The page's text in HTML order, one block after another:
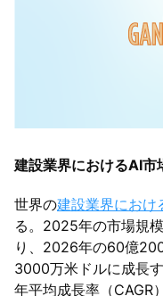
建設業界におけるAI市
世界の建設業界におけ
る。2025年の市場規
り、2026年の60億
3000万米ドルに成長
年平均成長率（CAGR